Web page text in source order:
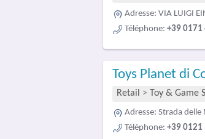
Adresse: VIA LUIGI
Téléphone: +39 0171
Toys Planet di
Retail > Toy & Game
Adresse: Strada delle
Téléphone: +39 0121